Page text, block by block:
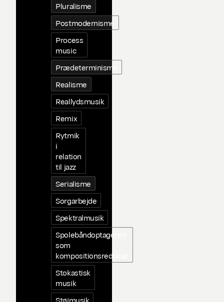
Pluralisme
Postmodernisme
Process
music
Prædeterminisme
Realisme
Reallydsmusik
Remix
Rytmik
i
relation
til jazz
Serialisme
Sorgarbejde
Spektralmusik
Spolebåndoptageren
som
kompositionsredskab
Stokastisk
musik
Støjmusik